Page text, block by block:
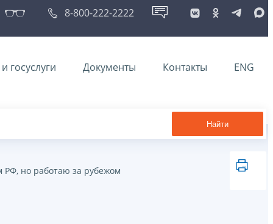
8-800-222-2222
госуслуги Документы Контакты ENG
Найти
РФ, но работаю за рубежом